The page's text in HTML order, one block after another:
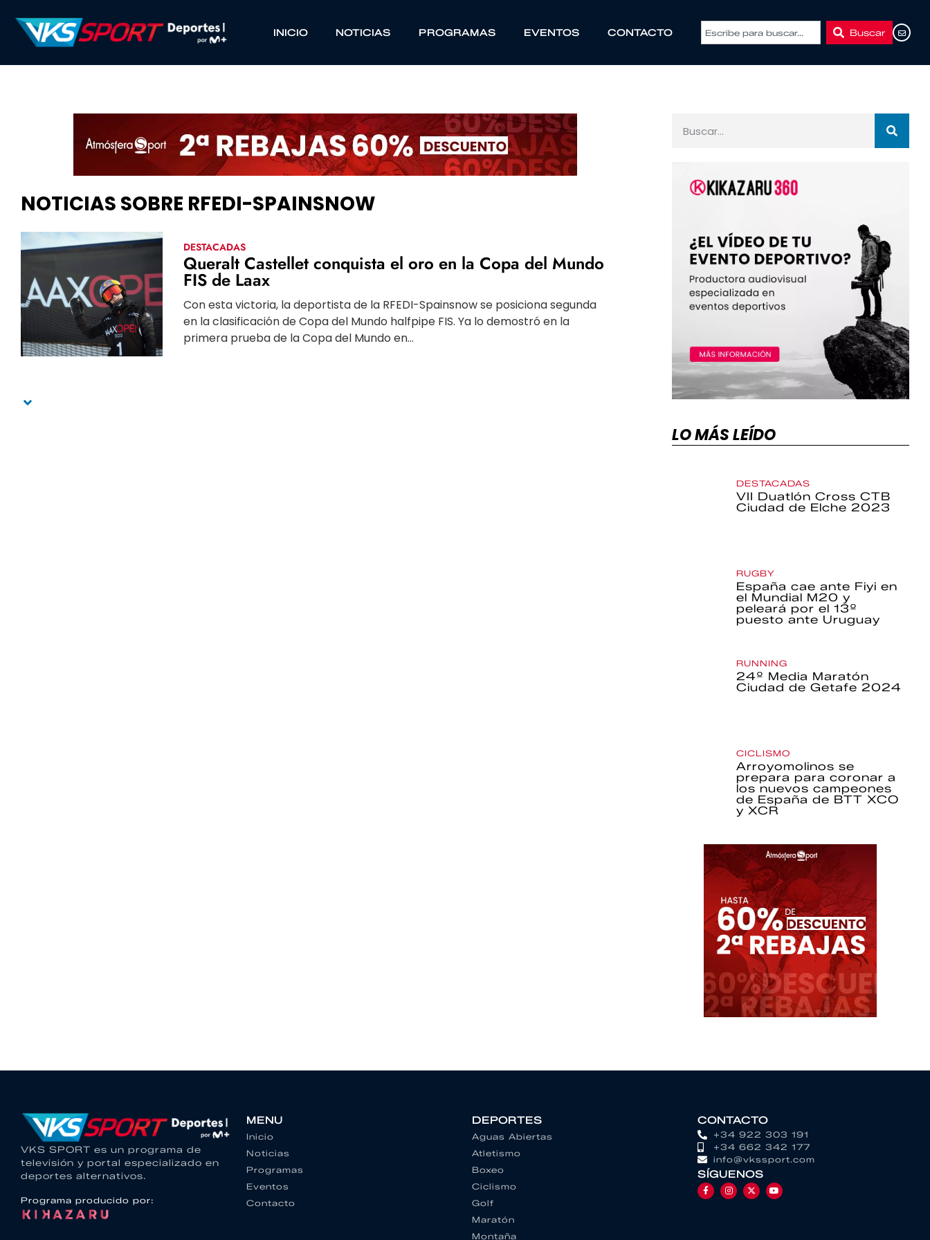
INICIO NOTICIAS PROGRAMAS EVENTOS CONTACTO Buscar
NOTICIAS SOBRE RFEDI-SPAINSNOW
DESTACADAS
Queralt Castellet conquista el oro en la Copa del Mundo
FIS de Laax
Con esta victoria, la deportista de la RFEDI-Spainsnow se posiciona segunda
en la clasificación de Copa del Mundo halfpipe FIS. Ya lo demostró en la
primera prueba de la Copa del Mundo en...
LO MÁS LEÍDO
DESTACADAS
VII Duatlón Cross CTB
Ciudad de Elche 2023
RUGBY
España cae ante Fiyi en
el Mundial M20 y
peleará por el 13º
puesto ante Uruguay
RUNNING
24º Media Maratón
Ciudad de Getafe 2024
CICLISMO
Arroyomolinos se
prepara para coronar a
los nuevos campeones
de España de BTT XCO
y XCR
VKS SPORT es un programa de
televisión y portal especializado en
deportes alternativos.
Programa producido por:
MENU
Inicio
Noticias
Programas
Eventos
Contacto
DEPORTES
Aguas Abiertas
Atletismo
Boxeo
Ciclismo
Golf
Maratón
Montaña
CONTACTO
+34 922 303 191
+34 662 342 177
info@vkssport.com
SÍGUENOS